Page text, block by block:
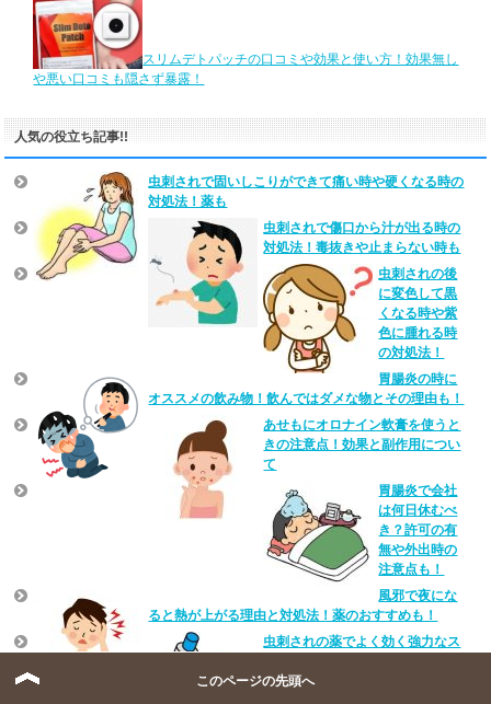
スリムデトパッチの口コミや効果と使い方！効果無し
や悪い口コミも隠さず暴露！
人気の役立ち記事!!
虫刺されで固いしこりができて痛い時や硬くなる時の
対処法！薬も
虫刺されで傷口から汁が出る時の
対処法！毒抜きや止まらない時も
虫刺されの後
に変色して黒
くなる時や紫
色に腫れる時
の対処法！
胃腸炎の時に
オススメの飲み物！飲んではダメな物とその理由も！
あせもにオロナイン軟膏を使うと
きの注意点！効果と副作用につい
て
胃腸炎で会社
は何日休むべ
き？許可の有
無や外出時の
注意点も！
風邪で夜にな
ると熱が上がる理由と対処法！薬のおすすめも！
虫刺されの薬でよく効く強力なス
このページの先頭へ